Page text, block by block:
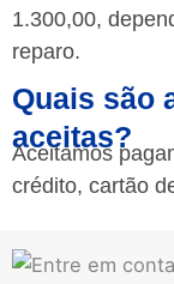
1.300,00,
reparo.
Quais são
aceitas?
Aceitamos
crédito, cartão